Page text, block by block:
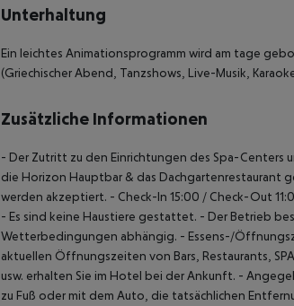
Unterhaltung
Ein leichtes Animationsprogramm wird am tage
(Griechischer Abend, Tanzshows, Live-Musik,
Zusätzliche Informationen
- Der Zutritt zu den Einrichtungen des Spa-Centers
die Horizon Hauptbar & das Dachgartenrestaurant
werden akzeptiert. - Check-In 15:00 / Check-Out
- Es sind keine Haustiere gestattet. - Der Betrieb
Wetterbedingungen abhängig. - Essens-/
aktuellen Öffnungszeiten von Bars, Restaurants,
usw. erhalten Sie im Hotel bei der Ankunft. -
zu Fuß oder mit dem Auto, die tatsächlichen